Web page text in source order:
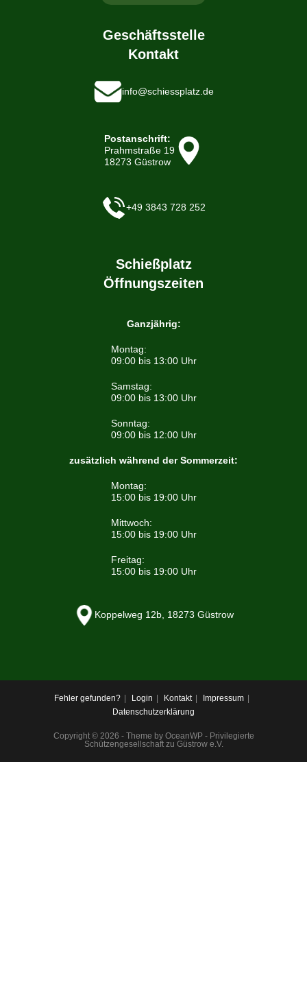
Geschäftsstelle
Kontakt
info@schiessplatz.de
Postanschrift:
Prahmstraße 19
18273 Güstrow
+49 3843 728 252
Schießplatz
Öffnungszeiten
Ganzjährig:
Montag:
09:00 bis 13:00 Uhr
Samstag:
09:00 bis 13:00 Uhr
Sonntag:
09:00 bis 12:00 Uhr
zusätzlich während der Sommerzeit:
Montag:
15:00 bis 19:00 Uhr
Mittwoch:
15:00 bis 19:00 Uhr
Freitag:
15:00 bis 19:00 Uhr
Koppelweg 12b, 18273 Güstrow
Fehler gefunden? Login Kontakt
Impressum
Datenschutzerklärung
Copyright © 2026 - Theme by OceanWP - Privilegierte
Schützengesellschaft zu Güstrow e.V.